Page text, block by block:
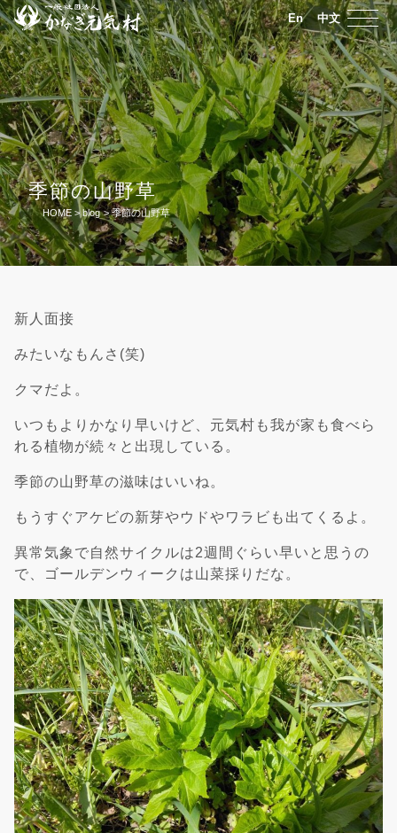
En 中文
季節の山野草
HOME > blog > 季節の山野草
新人面接
みたいなもんさ(笑)
クマだよ。
いつもよりかなり早いけど、元気村も我が家も食べら
れる植物が続々と出現している。
季節の山野草の滋味はいいね。
もうすぐアケビの新芽やウドやワラビも出てくるよ。
異常気象で自然サイクルは2週間ぐらい早いと思うの
で、ゴールデンウィークは山菜採りだな。